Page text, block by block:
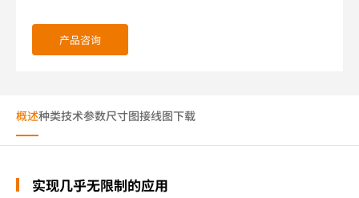
产品咨询
概述种类技术参数尺寸图接线图下载
实现几乎无限制的应用